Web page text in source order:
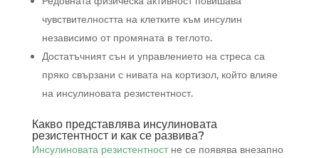
чувствителността на клетките към инсулин
независимо от промяната в теглото.
Достатъчният сън и управлението на стреса са
пряко свързани с нивата на кортизол, който влияе
на инсулиновата резистентност.
Какво представлява инсулиновата
резистентност и как се развива?
Инсулиновата резистентностне се появява внезапно